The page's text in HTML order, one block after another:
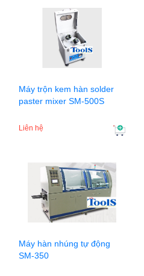
Máy trộn kem hàn solder
paster mixer SM-500S
Liên hệ
Máy hàn nhúng tự động
SM-350